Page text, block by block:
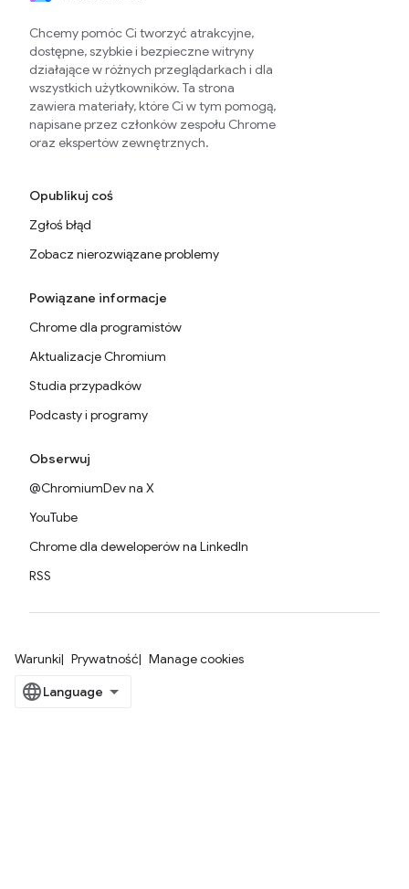
Chcemy pomóc Ci tworzyć atrakcyjne,
dostępne, szybkie i bezpieczne witryny
działające w różnych przeglądarkach i dla
wszystkich użytkowników. Ta strona
zawiera materiały, które Ci w tym pomogą,
napisane przez członków zespołu Chrome
oraz ekspertów zewnętrznych.
Opublikuj coś
Zgłoś błąd
Zobacz nierozwiązane problemy
Powiązane informacje
Chrome dla programistów
Aktualizacje Chromium
Studia przypadków
Podcasty i programy
Obserwuj
@ChromiumDev na X
YouTube
Chrome dla deweloperów na LinkedIn
RSS
Warunki Prywatność Manage cookies